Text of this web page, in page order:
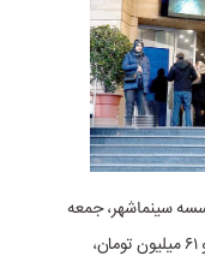
سینماشهر، جمعه
هفتم اردیبهشت با فروش بیش از ۱۳ میلیارد و ۶۱ میلیون تومان،